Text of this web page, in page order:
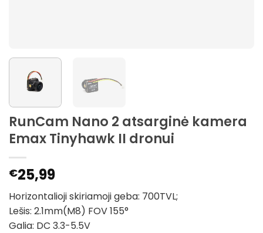
RunCam Nano 2 atsarginė kamera
Emax Tinyhawk II dronui
€25,99
Horizontalioji skiriamoji geba: 700TVL;
Lešis: 2.1mm(M8) FOV 155°
Galia: DC 3.3-5.5V